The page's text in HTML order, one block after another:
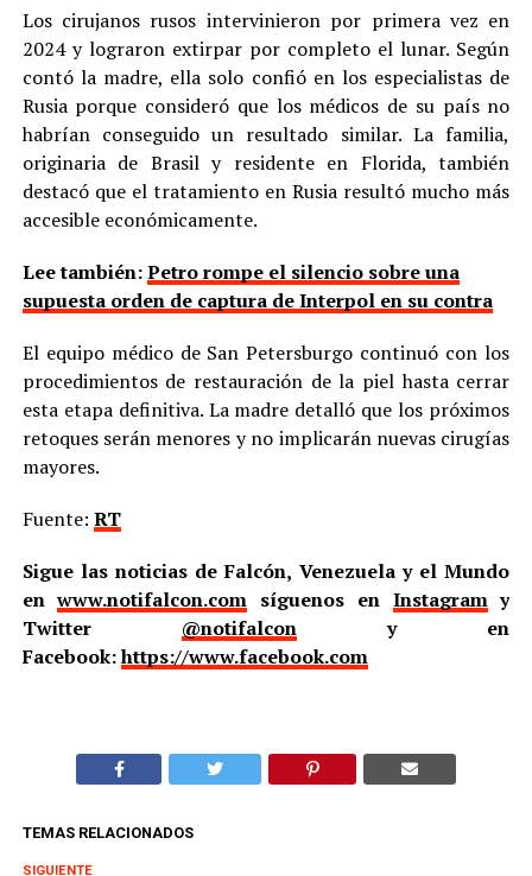
Los cirujanos rusos intervinieron por primera vez en
2024 y lograron extirpar por completo el lunar. Según
contó la madre, ella solo confió en los especialistas de
Rusia porque consideró que los médicos de su país no
habrían conseguido un resultado similar. La familia,
originaria de Brasil y residente en Florida, también
destacó que el tratamiento en Rusia resultó mucho más
accesible económicamente.
Lee también:Petro rompe el silencio sobre una
supuesta orden de captura de Interpol en su contra
El equipo médico de San Petersburgo continuó con los
procedimientos de restauración de la piel hasta cerrar
esta etapa definitiva. La madre detalló que los próximos
retoques serán menores y no implicarán nuevas cirugías
mayores.
Fuente: RT
Sigue las noticias de Falcón, Venezuela y el Mundo
enwww.notifalcon.com síguenos en Instagramy
Twitter @notifalcony en
Facebook:https://www.facebook.com
TEMAS RELACIONADOS
SIGUIENTE